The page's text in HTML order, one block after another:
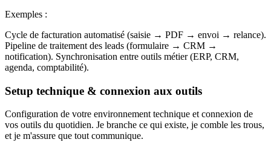
Exemples :
Cycle de facturation automatisé (saisie → PDF → envoi → relance).
Pipeline de traitement des leads (formulaire → CRM →
notification). Synchronisation entre outils métier (ERP, CRM,
agenda, comptabilité).
Setup technique & connexion aux outils
Configuration de votre environnement technique et connexion de
vos outils du quotidien. Je branche ce qui existe, je comble les trous,
et je m'assure que tout communique.